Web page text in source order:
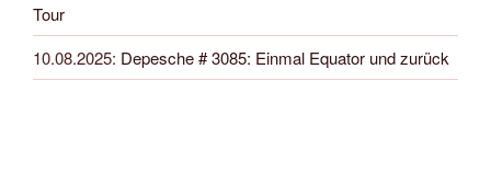
Tour
10.08.2025: Depesche # 3085: Einmal Equator und zurück